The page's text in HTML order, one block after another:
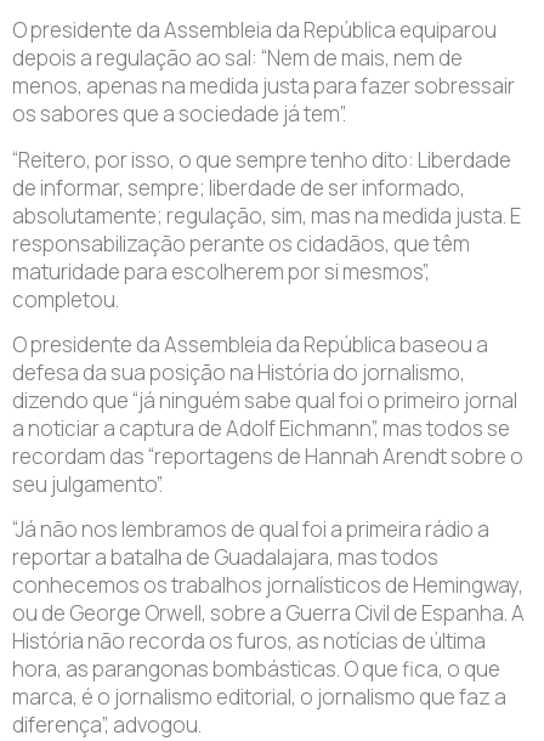
O presidente da Assembleia da República equiparou
depois a regulação ao sal: “Nem de mais, nem de
menos, apenas na medida justa para fazer sobressair
os sabores que a sociedade já tem”.
“Reitero, por isso, o que sempre tenho dito: Liberdade
de informar, sempre; liberdade de ser informado,
absolutamente; regulação, sim, mas na medida justa. E
responsabilização perante os cidadãos, que têm
maturidade para escolherem por si mesmos”,
completou.
O presidente da Assembleia da República baseou a
defesa da sua posição na História do jornalismo,
dizendo que “já ninguém sabe qual foi o primeiro jornal
a noticiar a captura de Adolf Eichmann”, mas todos se
recordam das “reportagens de Hannah Arendt sobre o
seu julgamento”.
“Já não nos lembramos de qual foi a primeira rádio a
reportar a batalha de Guadalajara, mas todos
conhecemos os trabalhos jornalísticos de Hemingway,
ou de George Orwell, sobre a Guerra Civil de Espanha. A
História não recorda os furos, as notícias de última
hora, as parangonas bombásticas. O que fica, o que
marca, é o jornalismo editorial, o jornalismo que faz a
diferença”, advogou.